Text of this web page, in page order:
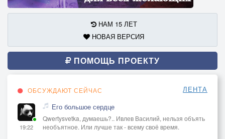
Будто сами порешаются
Если проще относиться
То есть сильно не грузиться
Улыбай либо улыбой
Либо всею головой
Улыбай лицом побритым
Улыбайся улыбато
Как на отдыхе солдаты
Хмурым быть вот это вата
Улыбай и все пиздато
НАМ 15 ЛЕТ
НОВАЯ ВЕРСИЯ
ПОМОЩЬ ПРОЕКТУ
ОБСУЖДАЮТ СЕЙЧАС ЛЕНТА
19:22
Его большое сердце
Qwertysvetka, думаешь?.. Ивлев Василий, нельзя объять
необъятное. Или лучше так - всему своё время.